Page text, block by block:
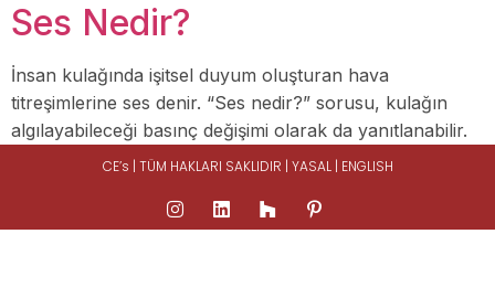
Ses Nedir?
İnsan kulağında işitsel duyum oluşturan hava
titreşimlerine ses denir. “Ses nedir?” sorusu, kulağın
algılayabileceği basınç değişimi olarak da yanıtlanabilir.
CE’s | TÜM HAKLARI SAKLIDIR | YASAL | ENGLISH